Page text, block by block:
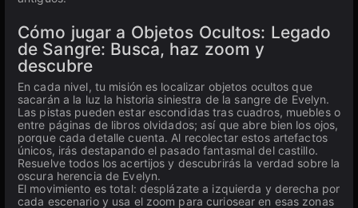
Cómo jugar a Objetos Ocultos: Legado
de Sangre: Busca, haz zoom y
descubre
En cada nivel, tu misión es localizar objetos ocultos que
sacarán a la luz la historia siniestra de la sangre de Evelyn.
Las pistas pueden estar escondidas tras cuadros, muebles o
entre páginas de libros olvidados; así que abre bien los ojos,
porque cada detalle cuenta. Al recolectar estos artefactos
únicos, irás destapando el pasado fantasmal del castillo.
Resuelve todos los acertijos y descubrirás la verdad sobre la
oscura herencia de Evelyn.
El movimiento es total: desplázate a izquierda y derecha por
cada escenario y usa el zoom para curiosear en esas zonas